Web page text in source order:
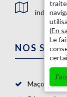
NOS
Maçon 87
(En
Le